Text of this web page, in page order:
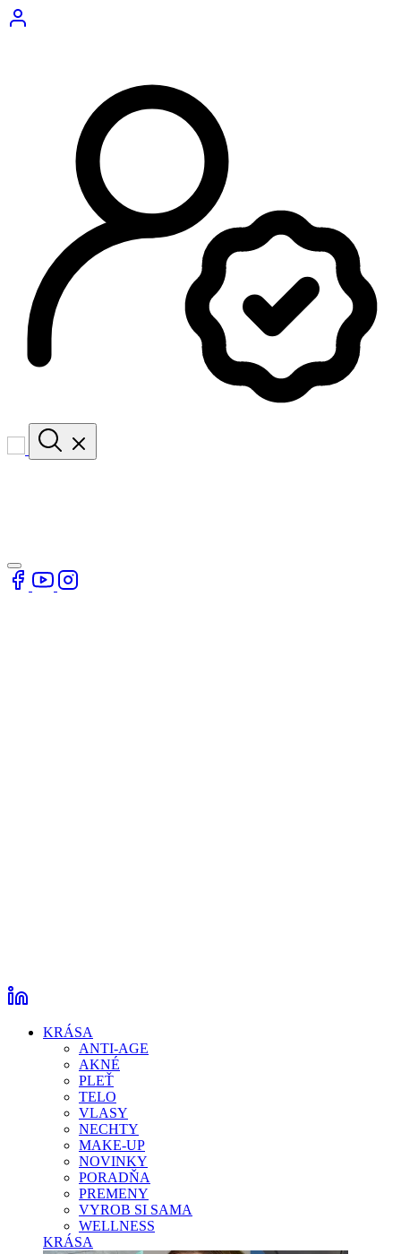
KRÁSA
ANTI-AGE
AKNÉ
PLEŤ
TELO
VLASY
NECHTY
MAKE-UP
NOVINKY
PORADŇA
PREMENY
VYROB SI SAMA
WELLNESS
KRÁSA